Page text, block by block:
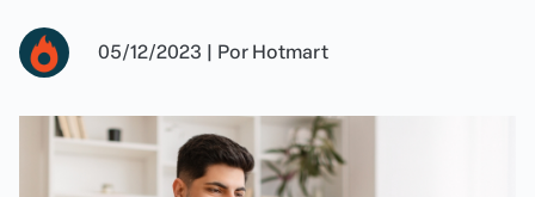
05/12/2023 | Por Hotmart